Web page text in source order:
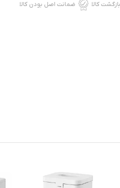
ضمانت اصل بودن کالا